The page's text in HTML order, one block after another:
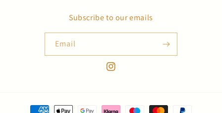
Subscribe to our emails
Email
Instagram
Payment